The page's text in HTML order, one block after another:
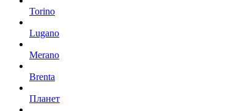
Torino
Lugano
Merano
Brenta
Планет